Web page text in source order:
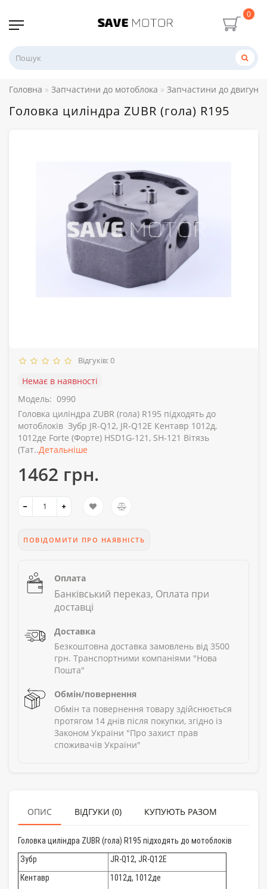
0
Головна Запчастини до мотоблока Запчастини до двигуна
Головка циліндра ZUBR (гола) R195
Відгуків: 0
Немає в наявності
Модель: 0990
Головка циліндра ZUBR (гола) R195 підходять до
мотоблоків Зубр JR-Q12, JR-Q12E Кентавр 1012д,
1012де Forte (Форте) HSD1G-121, SH-121 Вітязь
(Тат..Детальніше
1462 грн.
ПОВІДОМИТИ ПРО НАЯВНІСТЬ
Оплата
Банківський переказ, Оплата при
доставці
Доставка
Безкоштовна доставка замовлень від 3500
грн. Транспортними компаніями "Нова
Пошта"
Обмін/повернення
Обмін та повернення товару здійснюється
протягом 14 днів після покупки, згідно із
Законом України "Про захист прав
споживачів України"
ОПИС ВІДГУКИ (0) КУПУЮТЬ РАЗОМ
Головка циліндра ZUBR (гола) R195 підходять до мотоблоків
Зубр
JR-Q12, JR-Q12E
Кентавр
1012д, 1012де